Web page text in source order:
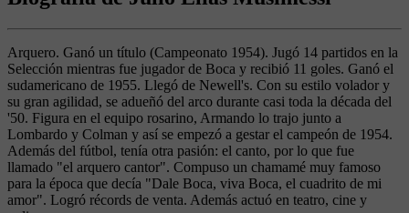
Arquero. Ganó un título (Campeonato 1954). Jugó 14 partidos en la
Selección mientras fue jugador de Boca y recibió 11 goles. Ganó el
sudamericano de 1955. Llegó de Newell's. Con su estilo volador y
su gran agilidad, se adueñó del arco durante casi toda la década del
'50. Figura en el equipo rosarino, Armando lo trajo junto a
Lombardo y Colman y así se empezó a gestar el campeón de 1954.
Además del fútbol, tenía otra pasión: el canto, por lo que fue
llamado "el arquero cantor". Compuso un chamamé muy famoso
para la época que decía "Dale Boca, viva Boca, el cuadrito de mi
amor". Logró récords de venta. Además actuó en teatro, cine y